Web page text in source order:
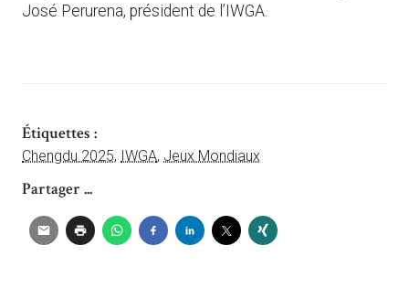
José Perurena, président de l’IWGA.
Étiquettes :
Chengdu 2025, IWGA, Jeux Mondiaux
Partager ...